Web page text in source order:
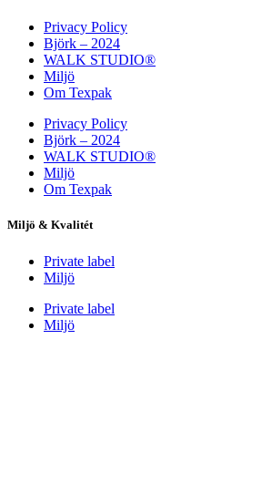
Privacy Policy
Björk – 2024
WALK STUDIO®
Miljö
Om Texpak
Privacy Policy
Björk – 2024
WALK STUDIO®
Miljö
Om Texpak
Miljö & Kvalitét
Private label
Miljö
Private label
Miljö